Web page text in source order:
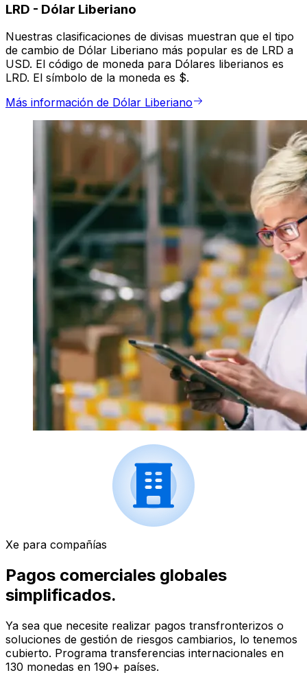
LRD - Dólar Liberiano
Nuestras clasificaciones de divisas muestran que el tipo
de cambio de Dólar Liberiano más popular es de LRD a
USD. El código de moneda para Dólares liberianos es
LRD. El símbolo de la moneda es $.
Más información de Dólar Liberiano
Xe para compañías
Pagos comerciales globales
simplificados.
Ya sea que necesite realizar pagos transfronterizos o
soluciones de gestión de riesgos cambiarios, lo tenemos
cubierto. Programa transferencias internacionales en
130 monedas en 190+ países.